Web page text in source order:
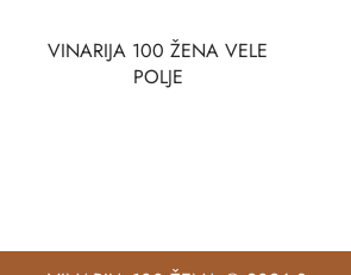
VINARIJA 100 ŽENA VELE
POLJE